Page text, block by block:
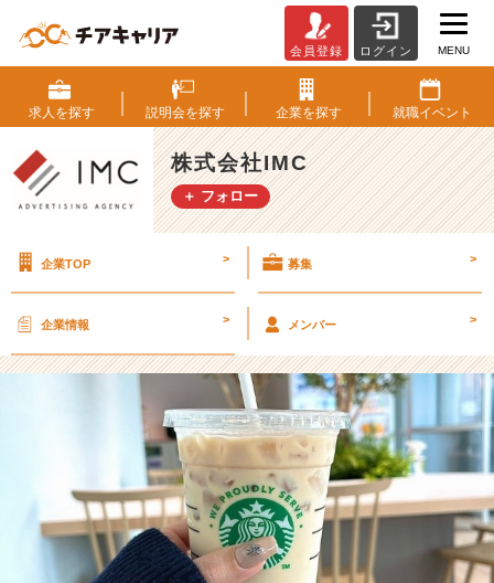
利
厚
生】
会
社
で
が
る…⁉
式
会
社
I
M
C
の
タ
会員登録 ログイン MENU
求人を探す 説明会を探す 企業を探す 就職イベント
株式会社IMC
＋ フォロー
企業TOP > 募集 >
企業情報 > メンバー >